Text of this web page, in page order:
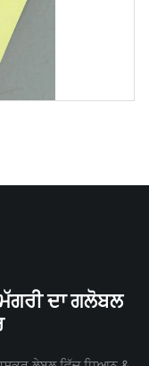
ਦਾ ਗਲੋਬਲ